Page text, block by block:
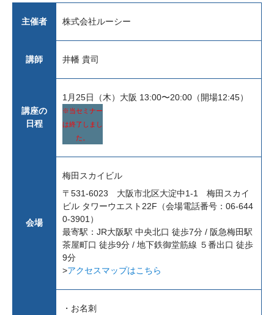
主催者 株式会社ルーシー
講師 井幡 貴司
講座の
日程
1月25日（木）大阪 13:00〜20:00（開場12:45）
※当セミナー
は終了しまし
た。
会場
梅田スカイビル
〒531-6023 大阪市北区大淀中1-1 梅田スカイ
ビル タワーウエスト22F（会場電話番号：06-644
0-3901）
最寄駅：JR大阪駅 中央北口 徒歩7分 / 阪急梅田駅
茶屋町口 徒歩9分 / 地下鉄御堂筋線 ５番出口 徒歩
9分
>アクセスマップはこちら
・お名刺